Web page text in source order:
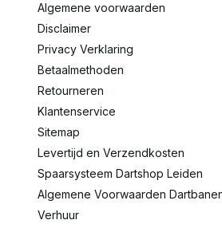
Algemene voorwaarden
Disclaimer
Privacy Verklaring
Betaalmethoden
Retourneren
Klantenservice
Sitemap
Levertijd en Verzendkosten
Spaarsysteem Dartshop Leiden
Algemene Voorwaarden
Verhuur